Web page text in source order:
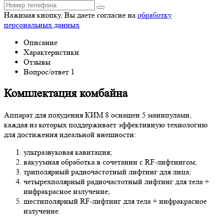
Нажимая кнопку, Вы даете согласие на обработку
персональных данных
Описание
Характеристики
Отзывы
Вопрос/ответ 1
Комплектация комбайна
Аппарат для похудения КИМ 8 оснащен 5 манипулами,
каждая из которых поддерживает эффективную технологию
для достижения идеальной внешности:
ультразвуковая кавитация;
вакуумная обработка в сочетании с RF-лифтингом;
триполярный радиочастотный лифтинг для лица;
четырехполярный радиочастотный лифтинг для тела +
инфракрасное излучение;
шестиполярный RF-лифтинг для тела + инфракрасное
излучение.